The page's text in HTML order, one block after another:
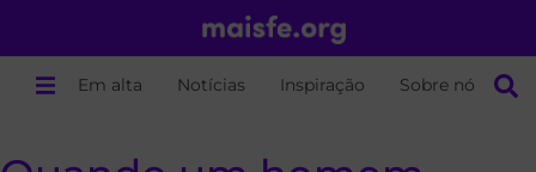
Em alta Notícias Inspiração Sobre nós